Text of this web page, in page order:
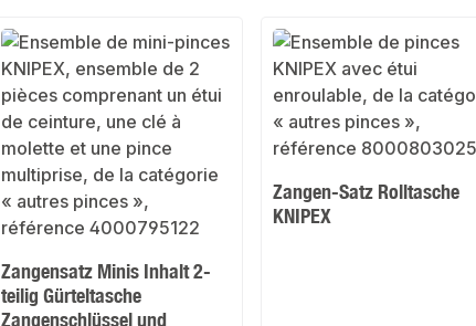
Zangensatz Minis Inhalt 2-
teilig Gürteltasche
Zangenschlüssel und
Zangen-Satz Rolltasche
KNIPEX